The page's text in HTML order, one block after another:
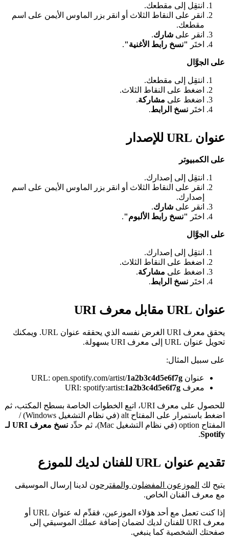
انتقِل إلى مقطعك.
انقر على النقاط الثلاث أو انقر بزر الماوس الأيمن على اسم
مقطعك.
انقر على شارك.
اختَر
"نسخ رابط الأغنية".
على الجوَّال
انتقِل إلى مقطعك.
اضغط على النقاط الثلاث.
اضغط على مشاركة.
اختَر نسخ الرابط.
عنوان URL للإصدار
على الكمبيوتر
انتقِل إلى إصدارك.
انقر على النقاط الثلاث أو انقر بزر الماوس الأيمن على اسم
إصدارك.
انقر على شارك.
اختَر
"نسخ رابط الألبوم".
على الجوَّال
انتقِل إلى إصدارك.
اضغط على النقاط الثلاث.
اضغط على مشاركة.
اختَر نسخ الرابط.
عنوان URL مقابل معرف URI
يحقق معرف URI الغرض نفسه الذي يحققه عنوان URL. ويمكنك
تحويل عنوان URL إلى معرف URI بسهولة.
على سبيل المثال:
عنوان URL: open.spotify.com/artist/ 1a2b3c4d5e6f7g
معرف URI: spotify:artist: 1a2b3c4d5e6f7g
للحصول على معرف URI، اتبِع الخطوات الخاصة بسطح المكتب، ثم
اضغط باستمرار على المفتاح alt (في نظام التشغيل Windows) /
المفتاح option (في نظام التشغيل Mac)، ثم حدِّد
نسخ معرف URI لـ
Spotify
.
تقديم عنوان URL للفنان لديك للموزع
يتيح لك الموزعون المفضلون والمقترحون لدينا إرسال الموسيقى
مع معرف الفنان الخاص.
إذا كنت تعمل مع أحد هؤلاء الموزعين، فقدِّم له عنوان URL أو
معرف URI للفنان لديك لضمان إضافة عملك الموسيقي إلى
صفحتك الشخصية كما ينبغي.